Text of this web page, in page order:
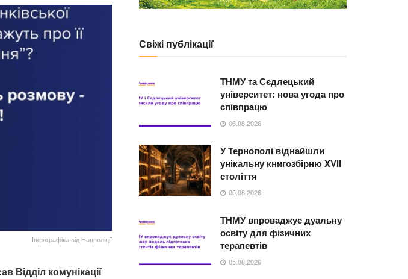
Інфографіка від Нацполіції
Відділ комунікації
Свіжі публікації
ТНМУ та Сєдлецький
університет: нова угода про
співпрацю
06.08.2026
У Тернополі віднайшли
унікальну книгозбірню XVII
століття
05.08.2026
ТНМУ впроваджує дуальну
освіту для фізичних
терапевтів
05.08.2026